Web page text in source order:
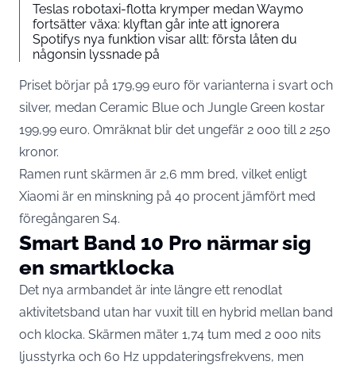
Teslas robotaxi-flotta krymper medan Waymo
fortsätter växa: klyftan går inte att ignorera
Spotifys nya funktion visar allt: första låten du
någonsin lyssnade på
Priset börjar på 179,99 euro för varianterna i svart och
silver, medan Ceramic Blue och Jungle Green kostar
199,99 euro. Omräknat blir det ungefär 2 000 till 2 250
kronor.
Ramen runt skärmen är 2,6 mm bred, vilket enligt
Xiaomi är en minskning på 40 procent jämfört med
föregångaren S4.
Smart Band 10 Pro närmar sig
en smartklocka
Det nya armbandet är inte längre ett renodlat
aktivitetsband utan har vuxit till en hybrid mellan band
och klocka. Skärmen mäter 1,74 tum med 2 000 nits
ljusstyrka och 60 Hz uppdateringsfrekvens, men